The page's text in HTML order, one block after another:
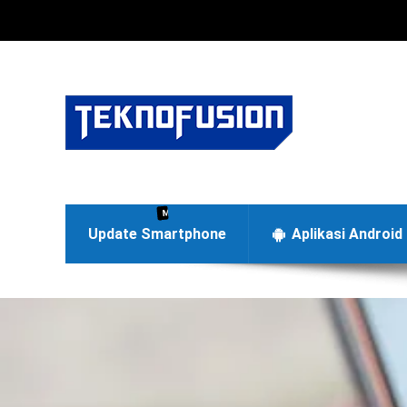
Update Smartphone
Menyajikan berita terbaru di dunia teknologi
Aplikasi Android